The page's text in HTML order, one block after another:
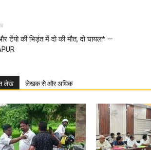
टेंपो की भिड़ंत में दो की मौत, दो घायल* —
लेख लेखक से और अधिक